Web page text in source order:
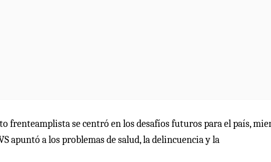
frenteamplista se centró en los desafíos futuros para el país,
apuntó a los problemas de salud, la delincuencia y la